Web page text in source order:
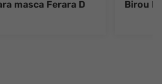
masca Ferara D Birou